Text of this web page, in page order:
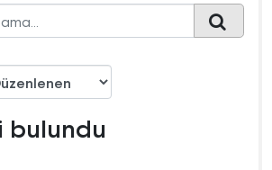
bulundu